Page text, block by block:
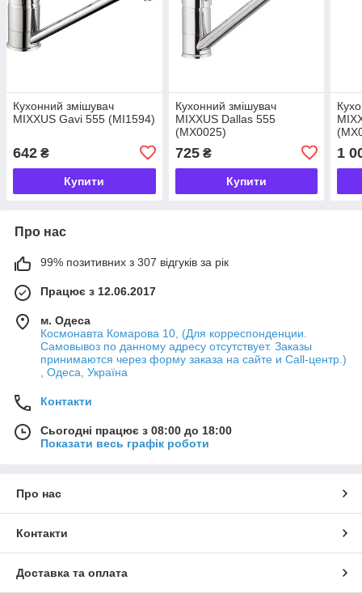
Кухонний змішувач
MIXXUS Gavi 555 (MI1594)
642 ₴
Купити
Кухонний змішувач
MIXXUS Dallas 555
(MX0025)
725₴
Купити
1
Про нас
99% позитивних з 307 відгуків за рік
Працює з 12.06.2017
м. Одеса
Космонавта Комарова 10, (Для корреспонденции.
Самовывоз по данному адресу отсутствует. Заказы
принимаются через форму заказа на сайте и Call-центр.)
, Одеса, Україна
Контакти
Сьогодні працює з 08:00 до 18:00
Показати весь графік роботи
Про нас
Контакти
Доставка та оплата